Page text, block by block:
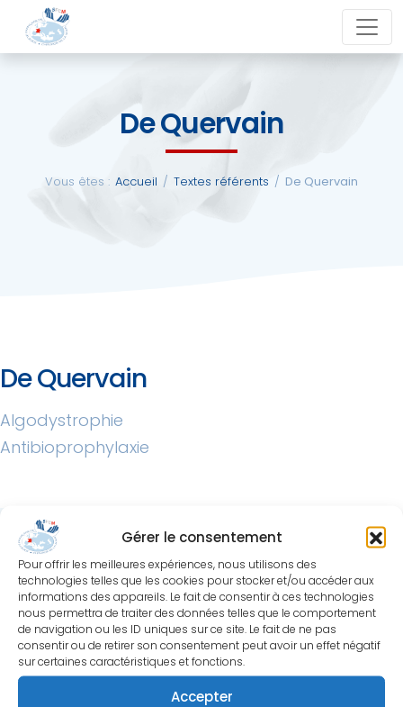
Gérer le consentement
Pour offrir les meilleures expériences, nous utilisons des
technologies telles que les cookies pour stocker et/ou accéder aux
informations des appareils. Le fait de consentir à ces technologies
nous permettra de traiter des données telles que le comportement
de navigation ou les ID uniques sur ce site. Le fait de ne pas
consentir ou de retirer son consentement peut avoir un effet négatif
sur certaines caractéristiques et fonctions.
Accepter
De Quervain
Vous êtes : Accueil / Textes référents / De Quervain
De Quervain
Navigation
de
Algodystrophie
Antibioprophylaxie
Société Française de
Chirurgie de la Main
close